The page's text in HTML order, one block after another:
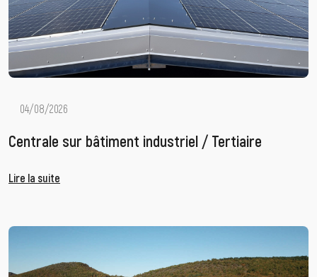
04/08/2026
Centrale sur bâtiment industriel / Tertiaire
Lire la suite